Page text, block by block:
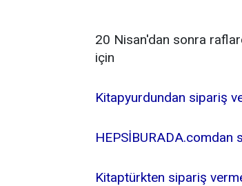
20 Nisan'dan sonra
için
Kitapyurdundan sipariş
HEPSİBURADA.comdan
Kitaptürkten sipariş